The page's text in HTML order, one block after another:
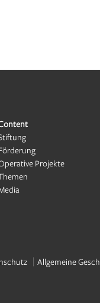
Projekte
Allgemeine